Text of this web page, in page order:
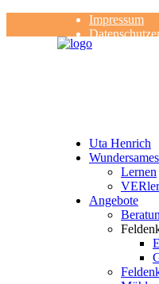
Impressum
Kontakt
Uta Henrich
Wundersames
Lernen
Angebote